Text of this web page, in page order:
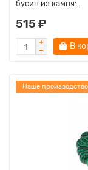
бусин из камня:..
515 ₽
В
Наше производство